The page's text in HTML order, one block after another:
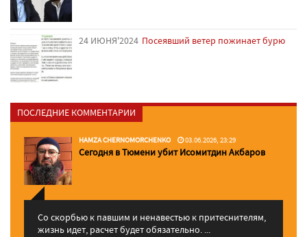
24 ИЮНЯ'2024 Посеявший ветер пожинает бурю
ПОСЛЕДНИЕ КОММЕНТАРИИ
HAMZA CHERNOMORCHENKO 03.06.2026, 23:29
Сегодня в Тюмени убит Исомитдин Акбаров
Со скорбью к павшим и ненавестью к притеснителям,
жизнь идет, расчет будет обязательно. ...